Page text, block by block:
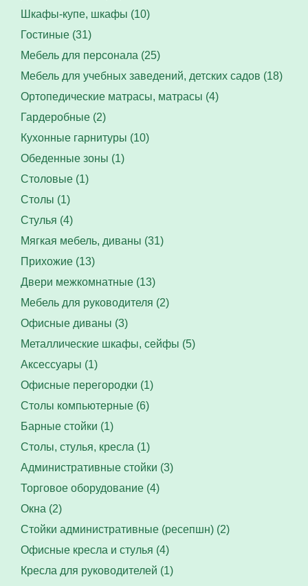
Шкафы-купе, шкафы (10)
Гостиные (31)
Мебель для персонала (25)
Мебель для учебных заведений, детских садов (18)
Ортопедические матрасы, матрасы (4)
Гардеробные (2)
Кухонные гарнитуры (10)
Обеденные зоны (1)
Столовые (1)
Столы (1)
Стулья (4)
Мягкая мебель, диваны (31)
Прихожие (13)
Двери межкомнатные (13)
Мебель для руководителя (2)
Офисные диваны (3)
Металлические шкафы, сейфы (5)
Аксессуары (1)
Офисные перегородки (1)
Столы компьютерные (6)
Барные стойки (1)
Столы, стулья, кресла (1)
Административные стойки (3)
Торговое оборудование (4)
Окна (2)
Стойки административные (ресепшн) (2)
Офисные кресла и стулья (4)
Кресла для руководителей (1)